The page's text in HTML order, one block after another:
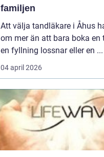
familjen
Att välja tandläkare i Åhus
om mer än att bara boka en
en fyllning lossnar eller en ...
04 april 2026